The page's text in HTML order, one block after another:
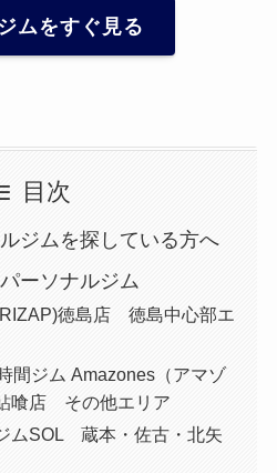
ムをすぐ見る
目次
ジムを探している方へ
ーソナルジム
徳島店 徳島中心部エ
間ジム Amazones（アマゾ
喰店 その他エリア
ムSOL 蔵本・佐古・北矢